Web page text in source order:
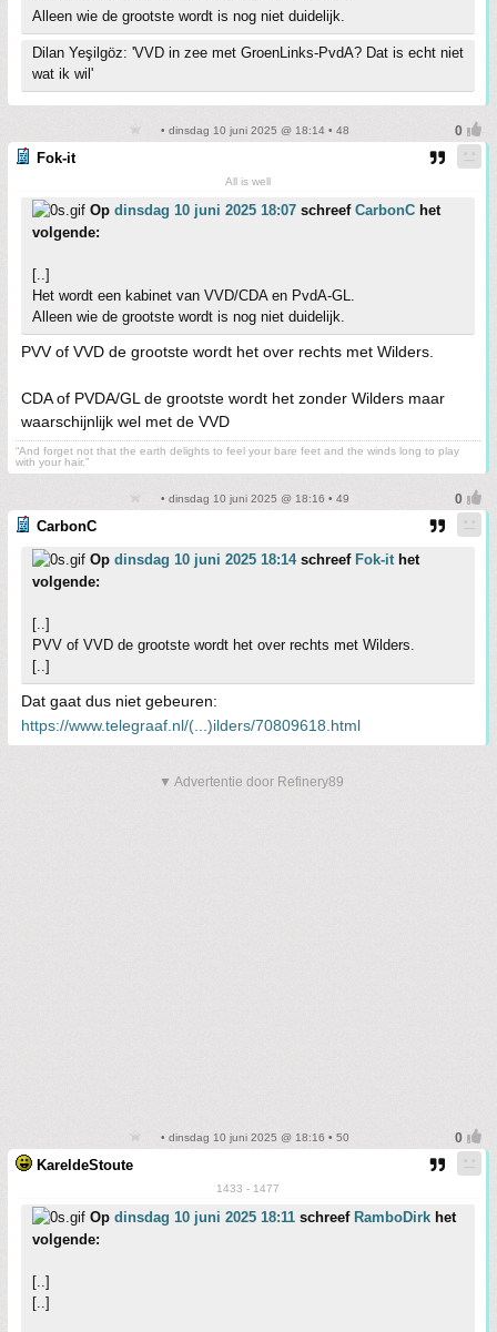
Alleen wie de grootste wordt is nog niet duidelijk.
Dilan Yeşilgöz: 'VVD in zee met GroenLinks-PvdA? Dat is echt niet
wat ik wil'
• dinsdag 10 juni 2025 @ 18:14 • 48
Fok-it
All is well
Op dinsdag 10 juni 2025 18:07 schreef CarbonC het
volgende:
[..]
Het wordt een kabinet van VVD/CDA en PvdA-GL.
Alleen wie de grootste wordt is nog niet duidelijk.
PVV of VVD de grootste wordt het over rechts met Wilders.
CDA of PVDA/GL de grootste wordt het zonder Wilders maar
waarschijnlijk wel met de VVD
“And forget not that the earth delights to feel your bare feet and the winds long to play
with your hair.”
• dinsdag 10 juni 2025 @ 18:16 • 49
CarbonC
Op dinsdag 10 juni 2025 18:14schreef Fok-ithet
volgende:
[..]
PVV of VVD de grootste wordt het over rechts met Wilders.
[..]
Dat gaat dus niet gebeuren:
https://www.telegraaf.nl/(...)ilders/70809618.html
▼ Advertentie door Refinery89
• dinsdag 10 juni 2025 @ 18:16 • 50
KareldeStoute
1433 - 1477
Op dinsdag 10 juni 2025 18:11 schreef RamboDirk het
volgende:
[..]
[..]